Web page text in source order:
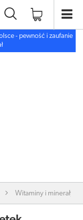
- pewność i zaufanie
Witaminy i minerały